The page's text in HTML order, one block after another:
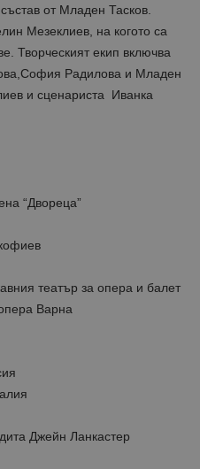
от Младен Тасков.
Мезеклиев, на когото са
Творческият екип включва
Радилова и Младен
и сценариста Иванка
“Двореца”
театър за опера и балет
Варна
Джейн Ланкастер